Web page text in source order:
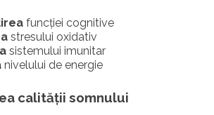
funcției cognitive
stresului oxidativ
sistemului imunitar
nivelului de energie
calității somnului